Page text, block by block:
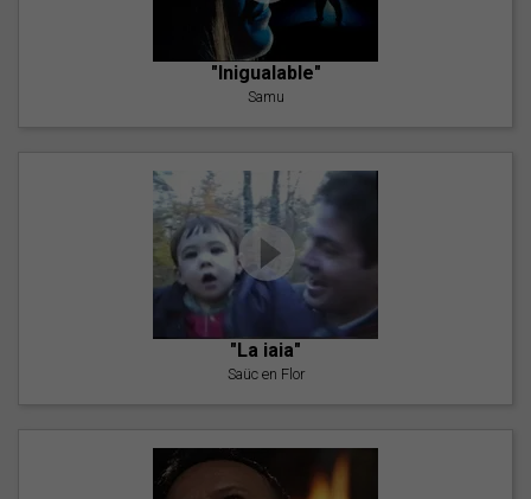
"Inigualable"
Samu
"La iaia"
Saüc en Flor